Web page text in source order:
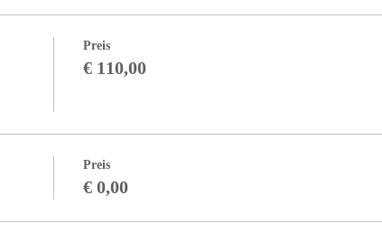
Preis
€ 110,00
Preis
€ 0,00